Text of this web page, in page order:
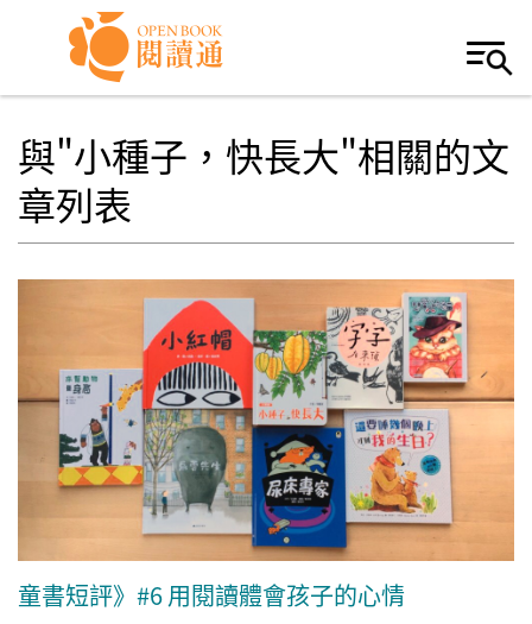
Skip to navigation
移至主內容
與"小種子，快長大"相關的文
章列表
童書短評》#6 用閱讀體會孩子的心情